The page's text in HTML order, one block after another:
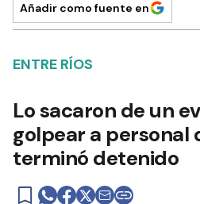
Añadir como fuente en
ENTRE RÍOS
Lo sacaron de un
golpear a personal
terminó detenido